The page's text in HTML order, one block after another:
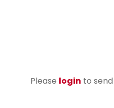
Please login to